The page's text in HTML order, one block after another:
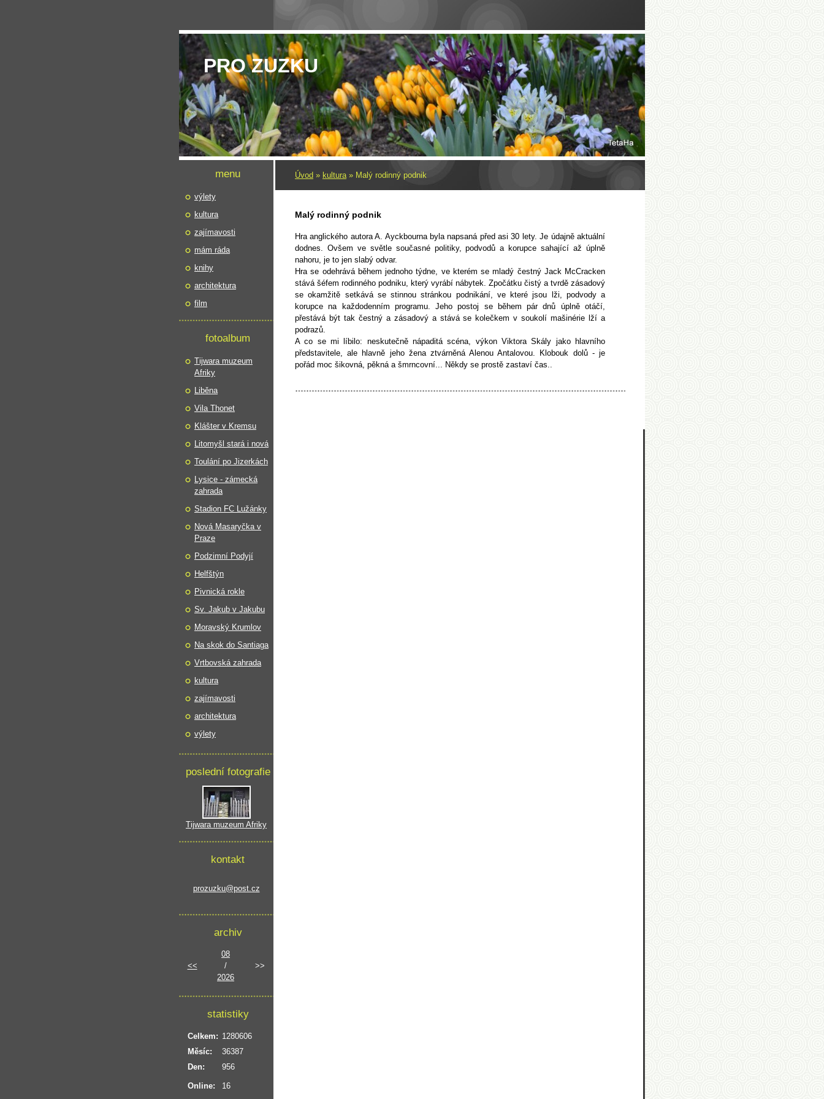
PRO ZUZKU
Úvod » kultura» Malý rodinný podnik
Malý rodinný podnik
Hra anglického autora A. Ayckbourna byla napsaná před asi 30 lety. Je údajně aktuální
dodnes. Ovšem ve světle současné politiky, podvodů a korupce sahající až úplně
nahoru, je to jen slabý odvar.
Hra se odehrává během jednoho týdne, ve kterém se mladý čestný Jack McCracken
stává šéfem rodinného podniku, který vyrábí nábytek. Zpočátku čistý a tvrdě zásadový
se okamžitě setkává se stinnou stránkou podnikání, ve které jsou lži, podvody a
korupce na každodenním programu. Jeho postoj se během pár dnů úplně otáčí,
přestává být tak čestný a zásadový a stává se kolečkem v soukolí mašinérie lží a
podrazů.
A co se mi líbilo: neskutečně nápaditá scéna, výkon Viktora Skály jako hlavního
představitele, ale hlavně jeho žena ztvárněná Alenou Antalovou. Klobouk dolů - je
pořád moc šikovná, pěkná a šmrncovní... Někdy se prostě zastaví čas..
menu
výlety
kultura
zajímavosti
mám ráda
knihy
architektura
film
fotoalbum
Tijwara muzeum
Afriky
Liběna
Vila Thonet
Klášter v Kremsu
Litomyšl stará i nová
Toulání po Jizerkách
Lysice - zámecká
zahrada
Stadion FC Lužánky
Nová Masaryčka v
Praze
Podzimní Podyjí
Helfštýn
Pivnická rokle
Sv. Jakub v Jakubu
Moravský Krumlov
Na skok do Santiaga
Vrtbovská zahrada
kultura
zajímavosti
architektura
výlety
poslední fotografie
Tijwara muzeum Afriky
kontakt
prozuzku@post.cz
archiv
<<
08
/
2026
>>
statistiky
Online: 16
Celkem: 1280606
Měsíc:
36387
Den:
956